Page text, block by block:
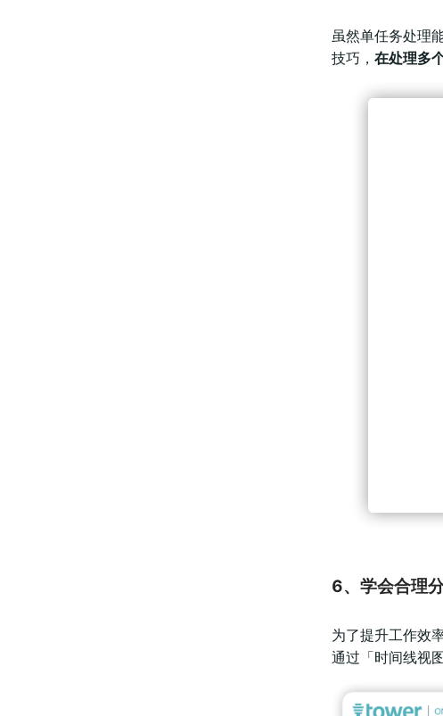
虽然单任务处理
技巧， 在处理多
6、学会合理
为了提升工作效
通过「时间线视